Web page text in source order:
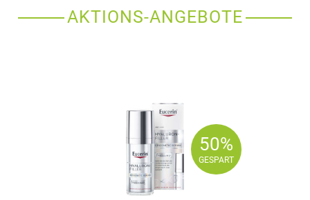
AKTIONS-ANGEBOTE
50%
GESPART
50%
GESPART